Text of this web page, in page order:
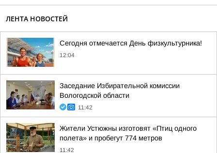
ЛЕНТА НОВОСТЕЙ
Сегодня отмечается День физкультурника!
12:04
Заседание Избирательной комиссии
Вологодской области
11:42
Жители Устюжны изготовят «Птиц одного
полета» и пробегут 774 метров
11:42